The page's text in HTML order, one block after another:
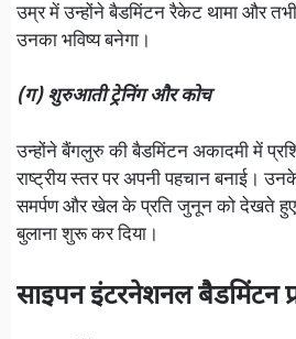
उम्र में उन्होंने बैडमिंटन रैकेट थामा और
उनका भविष्य बनेगा।
(ग) शुरुआती ट्रेनिंग और कोच
उन्होंने बैंगलुरु की बैडमिंटन अकादमी में
राष्ट्रीय स्तर पर अपनी पहचान बनाई।
समर्पण और खेल के प्रति जुनून को देखते हुए
बुलाना शुरू कर दिया।
साइपन इंटरनेशनल बैडमिंटन